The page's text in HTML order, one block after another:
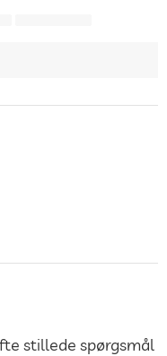
stillede spørgsmål